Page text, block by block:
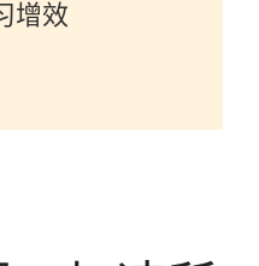
增效